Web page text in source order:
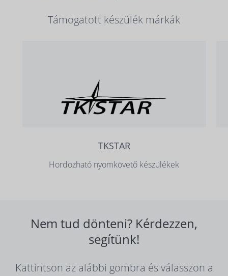
Támogatott készülék márkák
TKSTAR
Hordozható nyomkövető készülékek
Nem tud dönteni? Kérdezzen,
segítünk!
Kattintson az alábbi gombra és válasszon a